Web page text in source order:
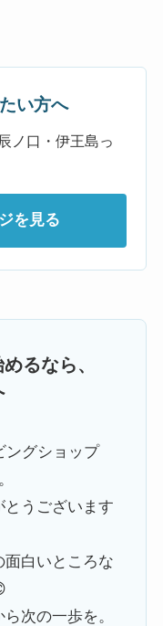
い方へ
ノ口・伊王島っ
を見る
るなら、
ングショップ
とうございます
面白いところな
次の一歩を。